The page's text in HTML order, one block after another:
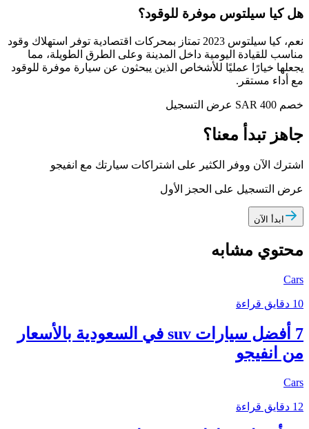
هل كيا سيلتوس موفرة للوقود؟
نعم، كيا سيلتوس 2023 تمتاز بمحركات اقتصادية توفر استهلاك وقود
مناسب للقيادة اليومية داخل المدينة وعلى الطرق الطويلة، مما
يجعلها خيارًا عمليًا للأشخاص الذين يبحثون عن سيارة موفرة للوقود
مع أداء مستقر.
خصم SAR 400 عرض التسجيل
جاهز تبدأ معنا؟
اشترك الآن ووفر الكثير على اشتراكات سيارتك مع انفيجو
عرض التسجيل على الحجز الأول
ابدأ الآن
محتوي مشابه
Cars
10 دقايق قراءة
7 أفضل سيارات suv في السعودية بالأسعار
من انفيجو
Cars
12 دقايق قراءة